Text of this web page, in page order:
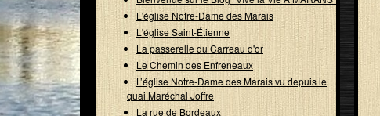
L'église Notre-Dame des Marais
L'église Saint-Étienne
La passerelle du Carreau d'or
Le Chemin des Enfreneaux
L’église Notre-Dame des Marais vu depuis le
quai Maréchal Joffre
La rue de Bordeaux